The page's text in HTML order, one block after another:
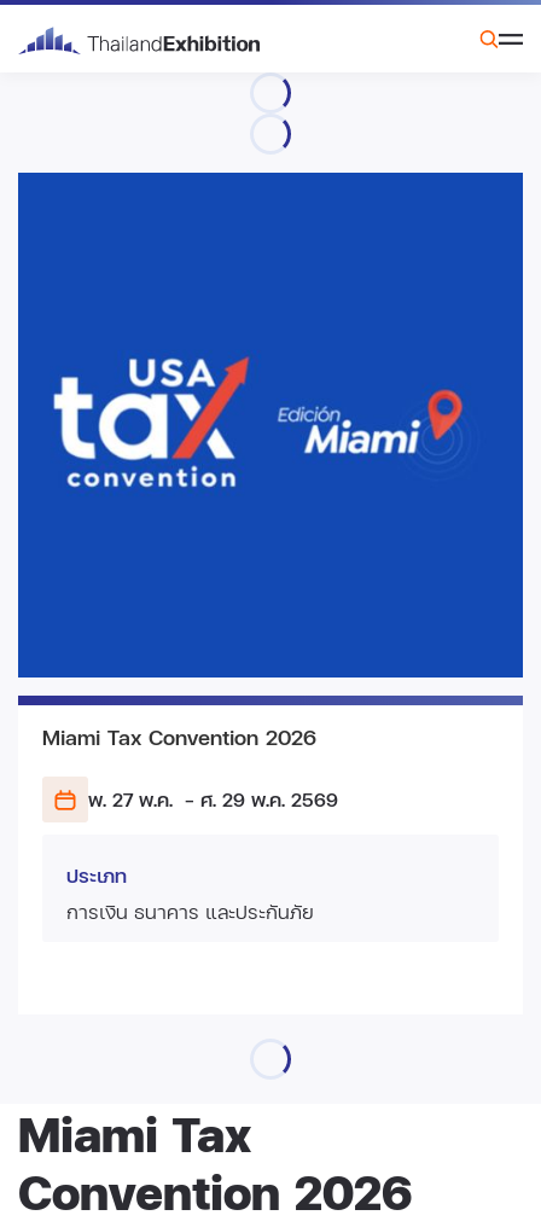
Miami Tax Convention 2026
พ. 27 พ.ค. - ศ. 29 พ.ค. 2569
ประเภท
การเงิน ธนาคาร และประกันภัย
Miami Tax
Convention 2026